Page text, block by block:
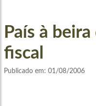
País à
fiscal
Publicado em: 01/08/2006